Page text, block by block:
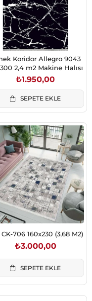
Koridor Allegro 9043
2,4 m2 Makine Halısı
₺1.950,00
SEPETE EKLE
706 160x230 (3,68 M2)
₺3.000,00
SEPETE EKLE